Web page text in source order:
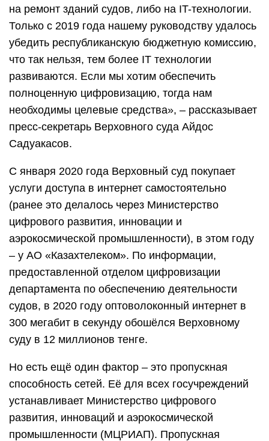
на ремонт зданий судов, либо на IT-технологии.
Только с 2019 года нашему руководству удалось
убедить республиканскую бюджетную комиссию,
что так нельзя, тем более IT технологии
развиваются. Если мы хотим обеспечить
полноценную цифровизацию, тогда нам
необходимы целевые средства», – рассказывает
пресс-секретарь Верховного суда Айдос
Садуакасов.
С января 2020 года Верховный суд покупает
услуги доступа в интернет самостоятельно
(ранее это делалось через Министерство
цифрового развития, инновации и
аэрокосмической промышленности), в этом году
– у АО «Казахтелеком». По информации,
предоставленной отделом цифровизации
департамента по обеспечению деятельности
судов, в 2020 году оптоволоконный интернет в
300 мегабит в секунду обошёлся Верховному
суду в 12 миллионов тенге.
Но есть ещё один фактор – это пропускная
способность сетей. Её для всех госучреждений
устанавливает Министерство цифрового
развития, инноваций и аэрокосмической
промышленности (МЦРИАП). Пропускная